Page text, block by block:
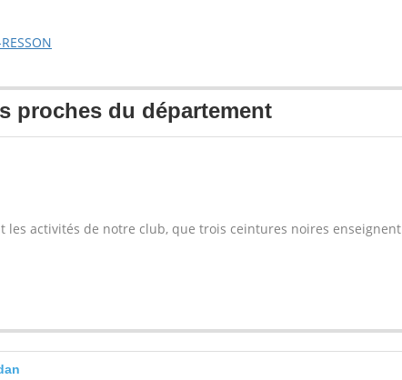
proches du département
les activités de notre club, que trois ceintures noires enseignent